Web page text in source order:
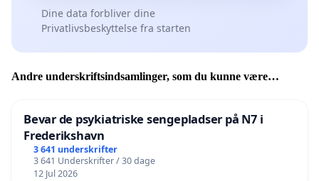
Dine data forbliver dine
Privatlivsbeskyttelse fra starten
Andre underskriftsindsamlinger, som du kunne være
Bevar de psykiatriske sengepladser på N7 i
Frederikshavn
3 641 underskrifter
3 641 Underskrifter / 30 dage
12 Jul 2026